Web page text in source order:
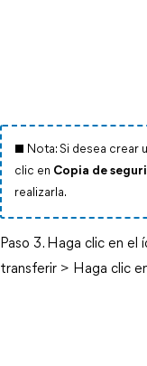
■ Nota: Si desea crear
clic en Copia de
realizarla.
Paso 3. Haga clic en el
transferir > Haga clic